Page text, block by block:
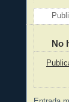
No